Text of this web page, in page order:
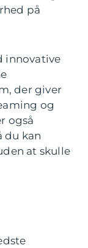
på
innovative
der giver
og
også
du kan
at skulle